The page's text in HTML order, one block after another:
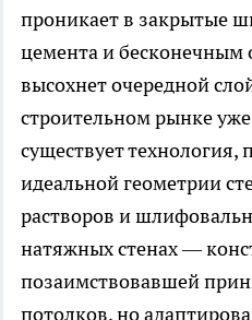
проникает в закрытые
цемента и бесконечным
высохнет очередной
строительном рынке
существует
идеальной геометрии
растворов и
натяжных стенах —
позаимствовавшей
потолков, но